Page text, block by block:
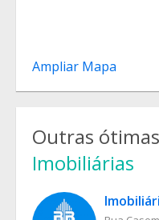
Ampliar Mapa
Outras
Imobiliárias